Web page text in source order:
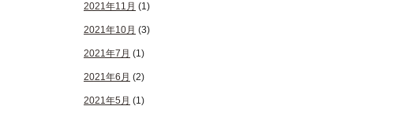
2021年11月 (1)
2021年10月 (3)
2021年7月 (1)
2021年6月 (2)
2021年5月 (1)